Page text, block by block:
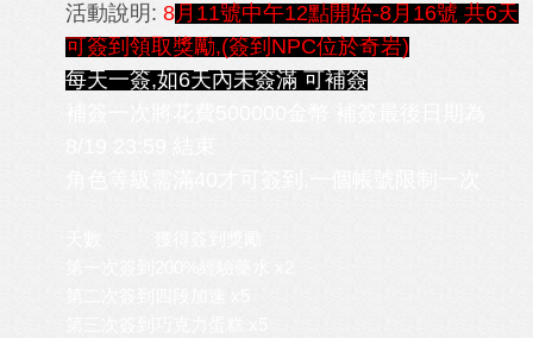
活動說明: 8月11號中午12點開始-8月16號 共6天
可簽到領取獎勵,(簽到NPC位於奇岩)
每天一簽,如6天內未簽滿 可補簽